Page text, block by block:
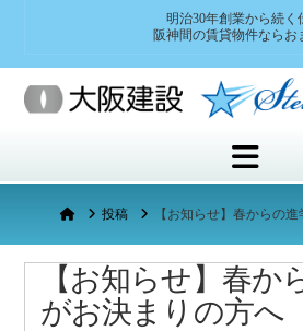
明治30年創業から続く
阪神間の賃貸物件ならお
Home投稿 【お知らせ】春からの
【お知らせ】春か
がお決まりの方へ